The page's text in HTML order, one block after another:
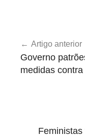
de
artigos
Artigo anterior
Governo
medidas